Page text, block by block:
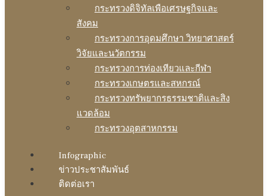
กระทรวงดิจิทัลเพือเศรษฐกิจและ
สังคม
กระทรวงการอุดมศึกษา วิทยาศาสตร์
วิจัยและนวัตกรรม
กระทรวงการท่องเทียวและกีฬา
กระทรวงเกษตรและสหกรณ์
กระทรวงทรัพยากรธรรมชาติและสิง
แวดล้อม
กระทรวงอุตสาหกรรม
Infographic
ข่าวประชาสัมพันธ์
ติดต่อเรา